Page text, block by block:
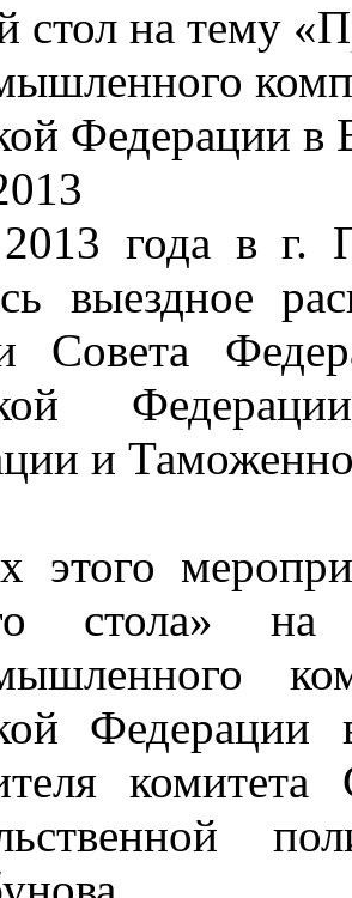
года в г.
выездное
Совета
и
этого
стола»
Федерации